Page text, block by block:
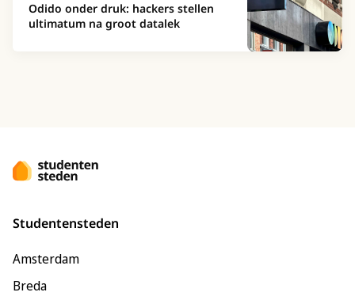
Odido onder druk: hackers stellen
ultimatum na groot datalek
Studentensteden
Amsterdam
Breda